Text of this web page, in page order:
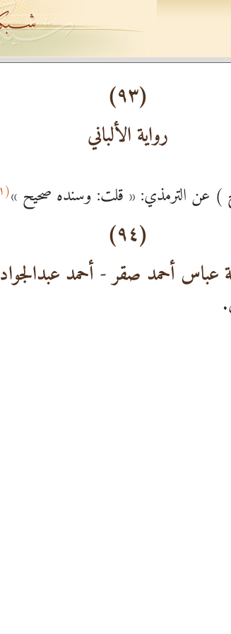
(٩٣)
رواية الألباني
) عن الترمذي: « قلت: وسنده صحيح »(١)
(٩٤)
عباس أحمد صقر - أحمد عبدالجواد